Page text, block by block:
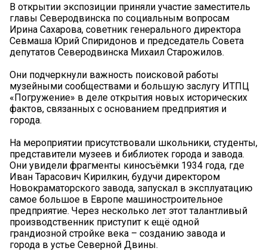
В открытии экспозиции приняли участие заместитель
главы Северодвинска по социальным вопросам
Ирина Сахарова, советник генерального директора
Севмаша Юрий Спиридонов и председатель Совета
депутатов Северодвинска Михаил Старожилов.
Они подчеркнули важность поисковой работы
музейными сообществами и большую заслугу ИТПЦ
«Погружение» в деле открытия новых исторических
фактов, связанных с основанием предприятия и
города.
На мероприятии присутствовали школьники, студенты,
представители музеев и библиотек города и завода.
Они увидели фрагменты киносъёмки 1934 года, где
Иван Тарасович Кирилкин, будучи директором
Новокраматорского завода, запускал в эксплуатацию
самое большое в Европе машиностроительное
предприятие. Через несколько лет этот талантливый
производственник приступит к ещё одной
грандиозной стройке века – созданию завода и
города в устье Северной Двины.